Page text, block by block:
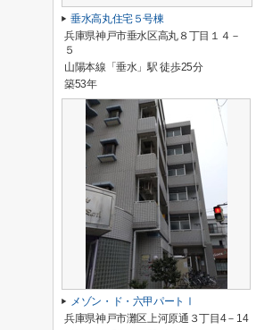
垂水高丸住宅５号棟
兵庫県神戸市垂水区高丸８丁目１４－
５
山陽本線「垂水」駅 徒歩25分
築53年
メゾン・ド・六甲パートⅠ
兵庫県神戸市灘区上河原通３丁目4－14